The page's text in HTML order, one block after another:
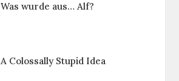
Was wurde aus… Alf?
A Colossally Stupid Idea